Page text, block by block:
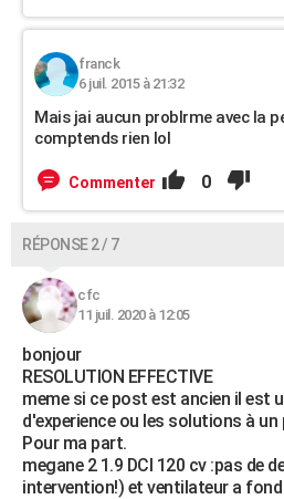
franck
6 juil. 2015 à 21:32
Mais jai aucun problrme avec la
comptends rien lol
Commenter 0
RÉPONSE 2 / 7
cfc
11 juil. 2020 à 12:05
bonjour
RESOLUTION EFFECTIVE
meme si ce post est ancien il est
d'experience ou les solutions à
Pour ma part.
megane 2 1.9 DCI 120 cv :pas de
intervention!) et ventilateur a